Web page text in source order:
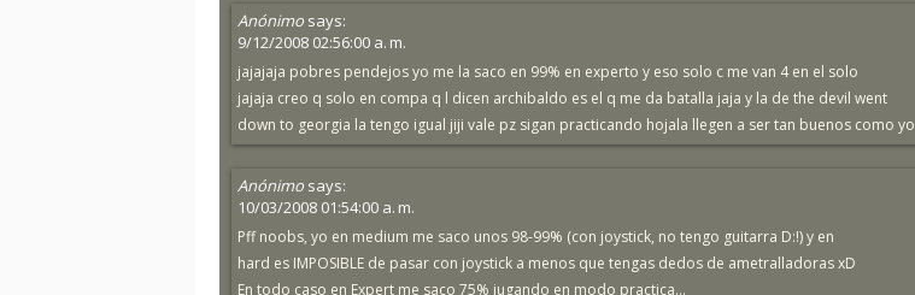
Anónimo says:
9/12/2008 02:56:00 a. m.
jajajaja pobres pendejos yo me la saco en 99% en experto y eso solo c me van 4 en el solo
jajaja creo q solo en compa q l dicen archibaldo es el q me da batalla jaja y la de the devil went
down to georgia la tengo igual jiji vale pz sigan practicando hojala llegen a ser tan buenos como yo
Anónimo says:
10/03/2008 01:54:00 a. m.
Pff noobs, yo en medium me saco unos 98-99% (con joystick, no tengo guitarra D:!) y en
hard es IMPOSIBLE de pasar con joystick a menos que tengas dedos de ametralladoras xD
En todo caso en Expert me saco 75% jugando en modo practica...